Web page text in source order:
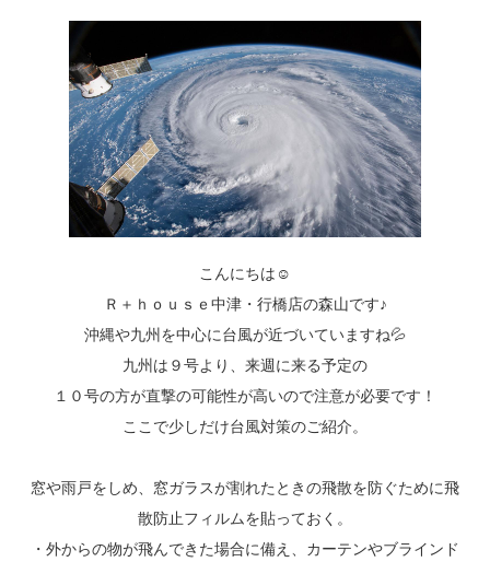
こんにちは☺
Ｒ＋ｈｏｕｓｅ中津・行橋店の森山です♪
沖縄や九州を中心に台風が近づいていますね💦
九州は９号より、来週に来る予定の
１０号の方が直撃の可能性が高いので注意が必要です！
ここで少しだけ台風対策のご紹介。
窓や雨戸をしめ、窓ガラスが割れたときの飛散を防ぐために飛
散防止フィルムを貼っておく。
・外からの物が飛んできた場合に備え、カーテンやブラインド